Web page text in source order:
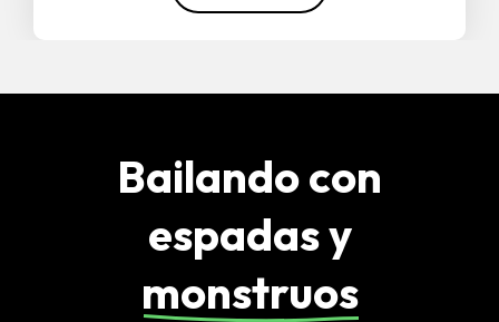
Bailando con
espadas y
monstruos